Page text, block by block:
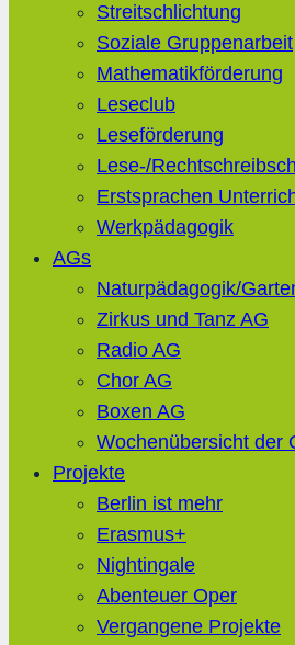
Streitschlichtung
Soziale Gruppenarbeit
Mathematikförderung
Leseclub
Leseförderung
Lese-/
Erstsprachen
Werkpädagogik
AGs
Naturpädagogik/
Zirkus und Tanz AG
Radio AG
Chor AG
Boxen AG
Wochenübersicht der
Projekte
Berlin ist mehr
Erasmus+
Nightingale
Abenteuer Oper
Vergangene Projekte